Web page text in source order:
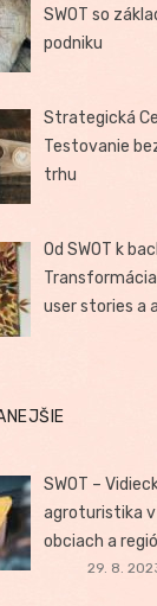
SWOT so
podniku
Strategická
Testovanie
trhu
Od SWOT k
user stories a
SWOT –
agroturistika
obciach a
29. 8.